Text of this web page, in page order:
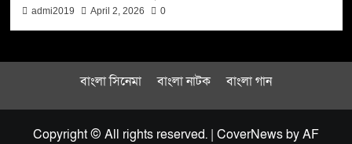
admi2019 April 2, 2026 0
বাংলা সিনেমা বাংলা নাটক বাংলা গান
Copyright © All rights reserved. | CoverNewsby AF